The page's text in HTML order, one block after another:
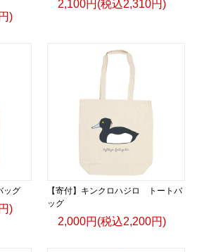
)
2,100円(税込2,310円)
ッグ
)
【寄付】キンクロハジロ トートバ
ッグ
2,000円(税込2,200円)